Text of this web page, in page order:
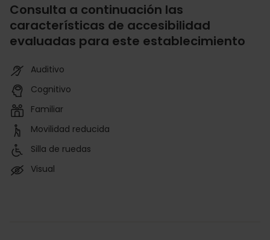
Consulta a continuación las
características de accesibilidad
evaluadas para este establecimiento
Auditivo
Cognitivo
Familiar
Movilidad reducida
Silla de ruedas
Visual